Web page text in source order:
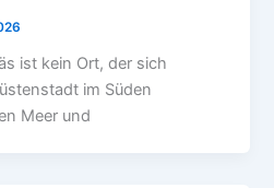
ist kein Ort, der sich
im Süden
Meer und